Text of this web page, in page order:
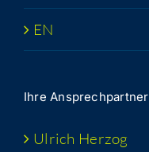
EN
Ihre Ansprech­part­ner
Ulrich Her­zog